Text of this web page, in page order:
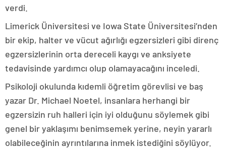
verdi.
Limerick Üniversitesi ve Iowa State Üniversitesi’nden
bir ekip, halter ve vücut ağırlığı egzersizleri gibi direnç
egzersizlerinin orta dereceli kaygı ve anksiyete
tedavisinde yardımcı olup olamayacağını inceledi.
Psikoloji okulunda kıdemli öğretim görevlisi ve baş
yazar Dr. Michael Noetel, insanlara herhangi bir
egzersizin ruh halleri için iyi olduğunu söylemek gibi
genel bir yaklaşımı benimsemek yerine, neyin yararlı
olabileceğinin ayrıntılarına inmek istediğini söylüyor.